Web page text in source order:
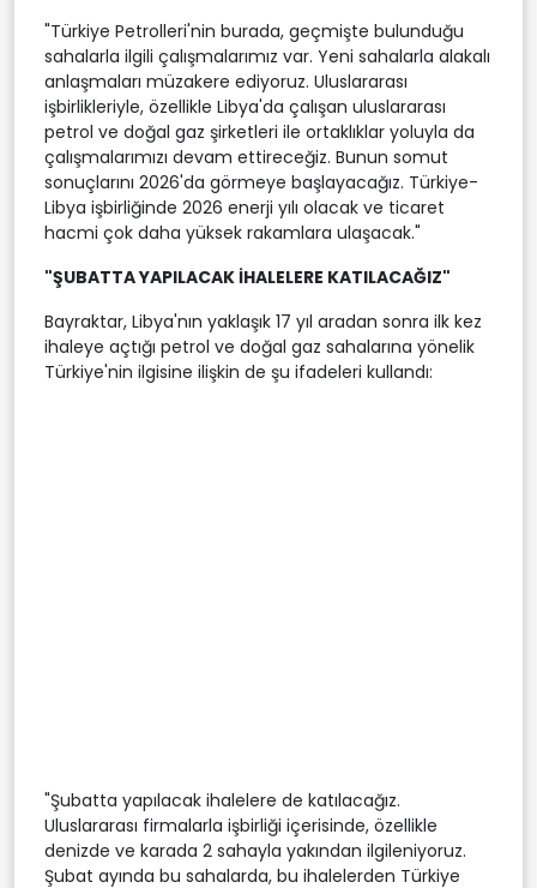
"Türkiye Petrolleri'nin burada, geçmişte bulunduğu
sahalarla ilgili çalışmalarımız var. Yeni sahalarla alakalı
anlaşmaları müzakere ediyoruz. Uluslararası
işbirlikleriyle, özellikle Libya'da çalışan uluslararası
petrol ve doğal gaz şirketleri ile ortaklıklar yoluyla da
çalışmalarımızı devam ettireceğiz. Bunun somut
sonuçlarını 2026'da görmeye başlayacağız. Türkiye-
Libya işbirliğinde 2026 enerji yılı olacak ve ticaret
hacmi çok daha yüksek rakamlara ulaşacak."
"ŞUBATTA YAPILACAK İHALELERE KATILACAĞIZ"
Bayraktar, Libya'nın yaklaşık 17 yıl aradan sonra ilk kez
ihaleye açtığı petrol ve doğal gaz sahalarına yönelik
Türkiye'nin ilgisine ilişkin de şu ifadeleri kullandı:
"Şubatta yapılacak ihalelere de katılacağız.
Uluslararası firmalarla işbirliği içerisinde, özellikle
denizde ve karada 2 sahayla yakından ilgileniyoruz.
Şubat ayında bu sahalarda, bu ihalelerden Türkiye